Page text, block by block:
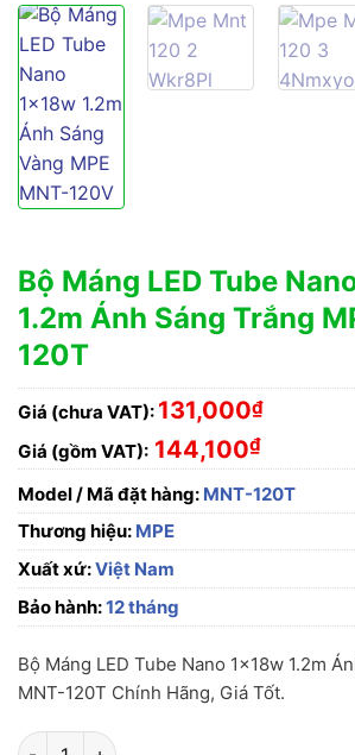
Bộ Máng LED Tube
1.2m Ánh Sáng Trắng
120T
Giá (chưa VAT): 131,000₫
Giá (gồm VAT): 144,100₫
Model / Mã đặt hàng: MNT-120T
Thương hiệu: MPE
Xuất xứ:Việt Nam
Bảo hành:12 tháng
Bộ Máng LED Tube Nano 1x18w 1.2m
MNT-120T Chính Hãng, Giá Tốt.
Bộ Máng LED Tube Nano 1x18w 1.2m